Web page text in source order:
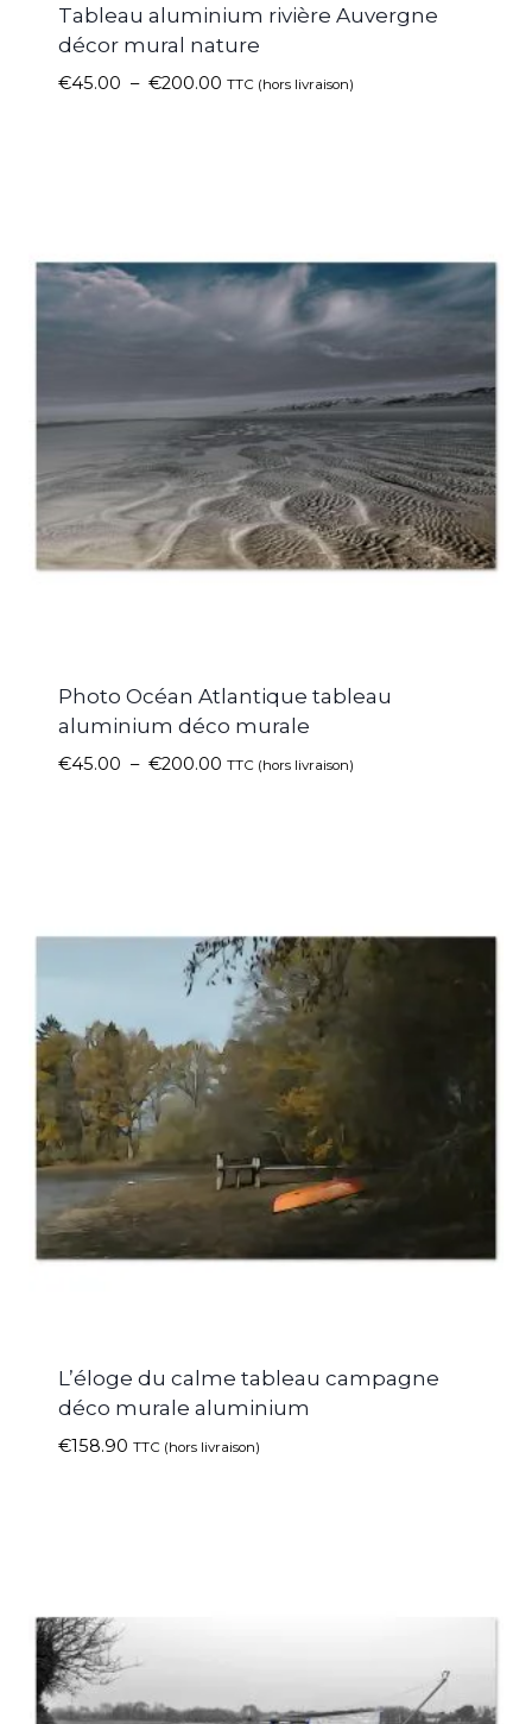
Tableau aluminium rivière Auvergne
décor mural nature
€45.00 – €200.00 TTC (hors livraison)
Photo Océan Atlantique tableau
aluminium déco murale
€45.00 – €200.00 TTC (hors livraison)
L’éloge du calme tableau campagne
déco murale aluminium
€158.90 TTC (hors livraison)